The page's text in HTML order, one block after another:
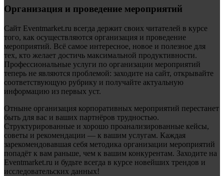
Организация и проведение мероприятий
Сайт Eventmarket.ru всегда держит своих читателей в курсе
того, как осуществляются организация и проведение
мероприятий. Всё самое интересное, новое и полезное для
тех, кто желает достичь максимальной продуктивности.
Профессиональные услуги по организации мероприятий
теперь не являются проблемой: заходите на сайт, открывайте
соответствующую рубрику и получайте актуальную
информацию из первых уст.
Отныне организация корпоративных мероприятий перестанет
быть для вас и ваших партнёров трудностью.
Структурированные и хорошо проанализированные кейсы,
советы и рекомендации — к вашим услугам. Каждая
зарекомендовавшая себя методика организации мероприятий
попадёт к вам раньше, чем к вашим конкурентам. Заходите на
Eventmarket.ru и будьте всегда в курсе новейших трендов и
исследовательских данных!